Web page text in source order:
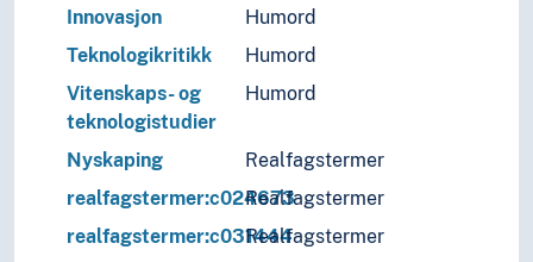
Innovasjon
Humord
Teknologikritikk
Humord
Vitenskaps- og
teknologistudier
Humord
Nyskaping
Realfagstermer
realfagstermer:c024673Realfagstermer
realfagstermer:c031444Realfagstermer